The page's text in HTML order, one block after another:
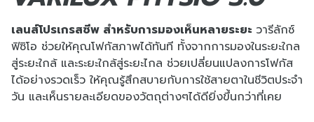
เลนส์โปรเกรสซีพ สำหรับการมองเห็นหลายระยะ วารีลักซ์
ฟิซิโอ ช่วยให้คุณโฟกัสภาพได้ทันที ทั้งจากการมองในระยะใกล
สู่ระยะใกล้ และระยะใกล้สู่ระยะไกล ช่วยเปลี่ยนแปลงการโฟกัส
ได้อย่างรวดเร็ว ให้คุณรู้สึกสบายกับการใช้สายตาในชีวิตประจำ
วัน และเห็นรายละเอียดของวัตถุต่างๆได้ดียิ่งขึ้นกว่าที่เคย